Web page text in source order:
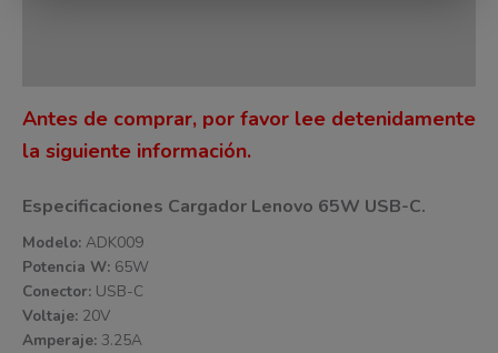
Antes de comprar, por favor lee detenidamente
la siguiente información.
Especificaciones Cargador Lenovo 65W USB-C.
Modelo: ADK009
Potencia W: 65W
Conector: USB-C
Voltaje: 20V
Amperaje: 3.25A